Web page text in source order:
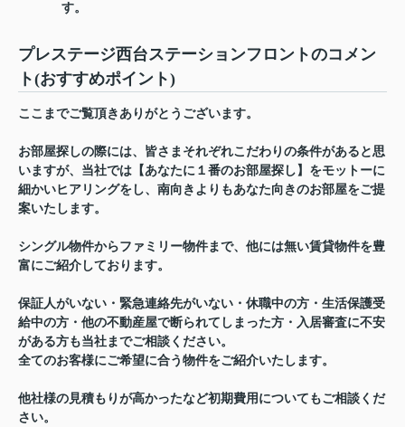
す。
プレステージ西台ステーションフロントのコメン
ト(おすすめポイント)
ここまでご覧頂きありがとうございます。
お部屋探しの際には、皆さまそれぞれこだわりの条件があると思
いますが、当社では【あなたに１番のお部屋探し】をモットーに
細かいヒアリングをし、南向きよりもあなた向きのお部屋をご提
案いたします。
シングル物件からファミリー物件まで、他には無い賃貸物件を豊
富にご紹介しております。
保証人がいない・緊急連絡先がいない・休職中の方・生活保護受
給中の方・他の不動産屋で断られてしまった方・入居審査に不安
がある方も当社までご相談ください。
全てのお客様にご希望に合う物件をご紹介いたします。
他社様の見積もりが高かったなど初期費用についてもご相談くだ
さい。